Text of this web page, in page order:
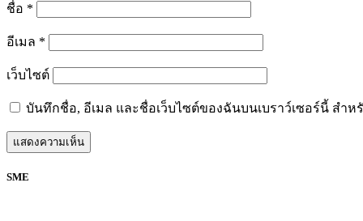
ชื่อ *
อีเมล *
เว็บไซต์
บันทึกชื่อ, อีเมล และชื่อเว็บไซต์ของฉันบนเบราว์เซอร์นี้ สำห
SME